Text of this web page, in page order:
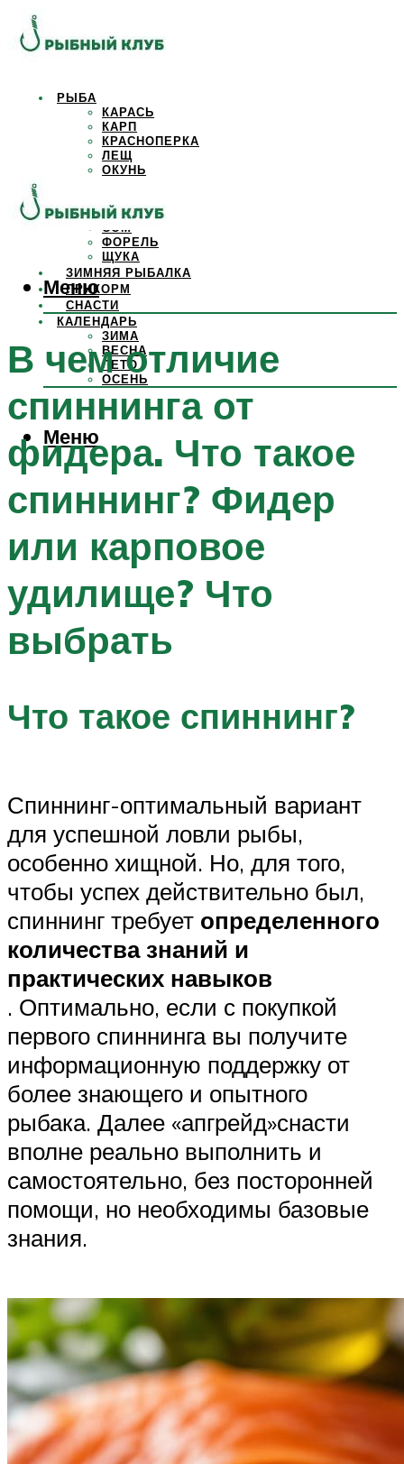
РЫБА
КАРАСЬ
КАРП
КРАСНОПЕРКА
ЛЕЩ
ОКУНЬ
САЗАН
СОМ
ФОРЕЛЬ
ЩУКА
ЗИМНЯЯ РЫБАЛКА
ПРИКОРМ
СНАСТИ
КАЛЕНДАРЬ
ЗИМА
ВЕСНА
ЛЕТО
ОСЕНЬ
Меню
Меню
В чем отличие
спиннинга от
фидера. Что такое
спиннинг? Фидер
или карповое
удилище? Что
выбрать
Что такое спиннинг?
Спиннинг-оптимальный вариант
для успешной ловли рыбы,
особенно хищной. Но, для того,
чтобы успех действительно был,
спиннинг требует определенного
количества знаний и
практических навыков
. Оптимально, если с покупкой
первого спиннинга вы получите
информационную поддержку от
более знающего и опытного
рыбака. Далее «апгрейд»снасти
вполне реально выполнить и
самостоятельно, без посторонней
помощи, но необходимы базовые
знания.